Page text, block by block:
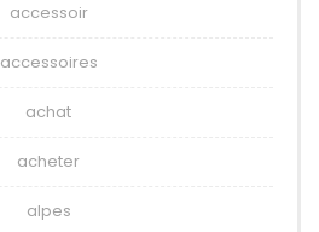
accessoir
accessoires
achat
acheter
alpes